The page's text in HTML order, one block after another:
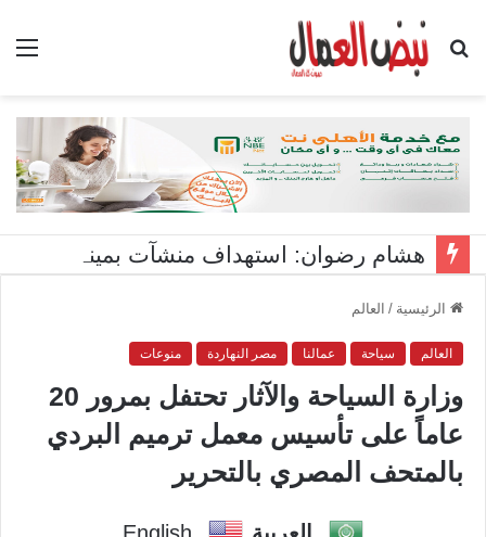
بحث
الرئيسية / العالم
العالم سياحة عمالنا مصر النهاردة منوعات
وزارة السياحة والآثار تحتفل بمرور 20
عاماً على تأسيس معمل ترميم البردي
بالمتحف المصري بالتحرير